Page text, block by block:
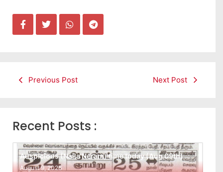
Previous Post Next Post
Recent Posts :
Auspicious (Nalla Neram) time today (Aug 09th)
August 9, 2026